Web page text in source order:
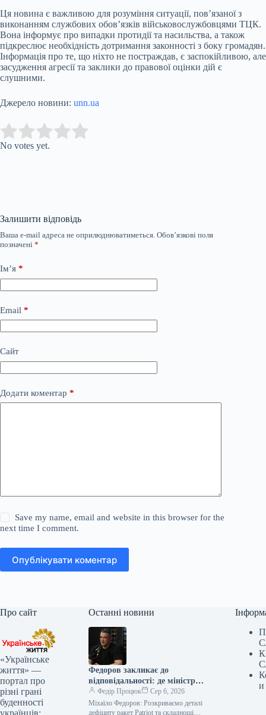
Ця новина є важливою для розуміння ситуації, пов’язаної з
виконанням службових обов’язків військовослужбовцями ТЦК.
Вона інформує про випадки протидії та насильства, а також
підкреслює необхідність дотримання законності з боку громадян.
Інформація про те, що ніхто не постраждав, є заспокійливою, але
засудження агресії та заклики до правової оцінки дій є
слушними.
Джерело новини: unn.ua
Rate this item:
No votes yet.
Залишити відповідь
Ваша e-mail адреса не оприлюднюватиметься. Обов’язкові поля
позначені *
Ім’я *
Email *
Сайт
Додати коментар *
Save my name, email and website in this browser for the
next time I comment.
Опублікувати коментар
Про сайт
«Українське
життя» —
портал про
різні грані
буденності
Останні новини
Федоров закликає до
відповідальності: де міністр
оборони?
Федір Процюк
Сер 6, 2026
Міхаїло Федоров: Розкриваємо деталі
дефіциту ракет Patriot та складнощі
и